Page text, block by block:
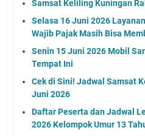
Samsat Keliling Kuningan
Selasa 16 Juni 2026
Wajib Pajak Masih Bisa
Senin 15 Juni 2026 Mobil
Tempat Ini
Cek di Sini! Jadwal Samsat
Juni 2026
Daftar Peserta dan Jadwal
2026 Kelompok Umur 13